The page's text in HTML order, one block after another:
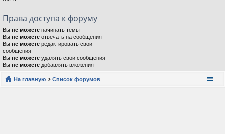
Права доступа к форуму
Вы не можете начинать темы
Вы не можете отвечать на сообщения
Вы не можете редактировать свои
сообщения
Вы не можете удалять свои сообщения
Вы не можете добавлять вложения
На главную Список форумов